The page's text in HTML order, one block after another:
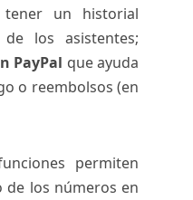
un historial
los asistentes;
PayPal que ayuda
o reembolsos (en
permiten
de los números en